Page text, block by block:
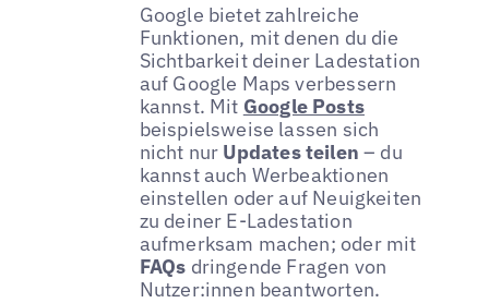
Google bietet zahlreiche
Funktionen, mit denen du die
Sichtbarkeit deiner Ladestation
auf Google Maps verbessern
kannst. Mit Google Posts
beispielsweise lassen sich
nicht nur Updates teilen– du
kannst auch Werbeaktionen
einstellen oder auf Neuigkeiten
zu deiner E-Ladestation
aufmerksam machen; oder mit
FAQs dringende Fragen von
Nutzer:innen beantworten.